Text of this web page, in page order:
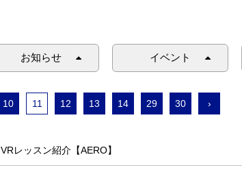
お知らせ イベント
10 11 12 13 14 29 30 ›
VRレッスン紹介【AERO】